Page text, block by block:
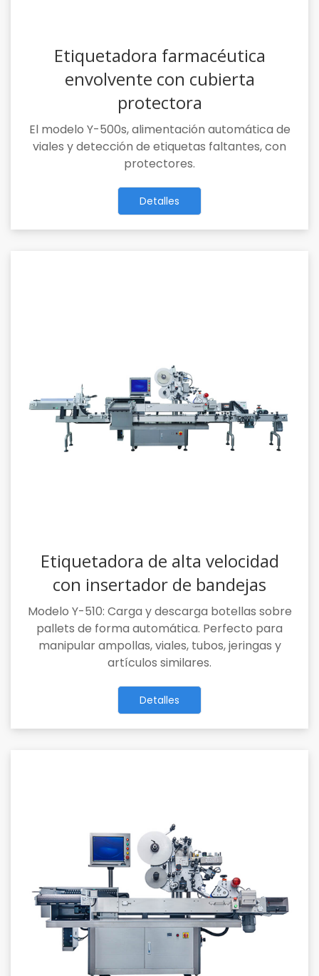
Etiquetadora farmacéutica
envolvente con cubierta
protectora
El modelo Y-500s, alimentación automática de
viales y detección de etiquetas faltantes, con
protectores.
Detalles
Etiquetadora de alta velocidad
con insertador de bandejas
Modelo Y-510: Carga y descarga botellas sobre
pallets de forma automática. Perfecto para
manipular ampollas, viales, tubos, jeringas y
artículos similares.
Detalles